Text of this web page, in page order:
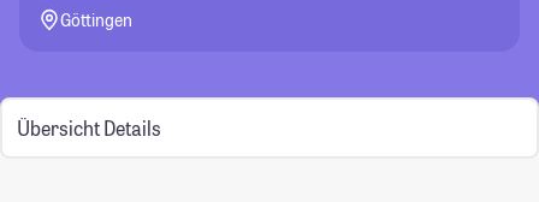
Göttingen
Übersicht Details